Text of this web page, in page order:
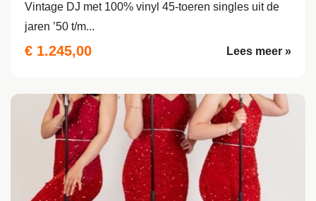
Vintage DJ met 100% vinyl 45-toeren singles uit de
jaren ’50 t/m...
€ 1.245,00 Lees meer »